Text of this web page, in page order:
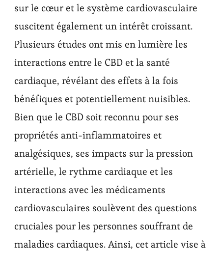
sur le cœur et le système cardiovasculaire
suscitent également un intérêt croissant.
Plusieurs études ont mis en lumière les
interactions entre le CBD et la santé
cardiaque, révélant des effets à la fois
bénéfiques et potentiellement nuisibles.
Bien que le CBD soit reconnu pour ses
propriétés anti-inflammatoires et
analgésiques, ses impacts sur la pression
artérielle, le rythme cardiaque et les
interactions avec les médicaments
cardiovasculaires soulèvent des questions
cruciales pour les personnes souffrant de
maladies cardiaques. Ainsi, cet article vise à